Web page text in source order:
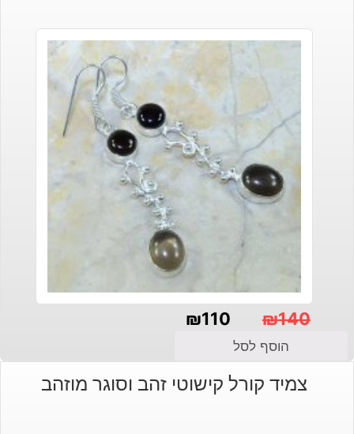
₪140
המקורי
₪110
הנוכחי
הוסף לסל
צמיד קורל קישוטי זהב וסוגר מוזהב